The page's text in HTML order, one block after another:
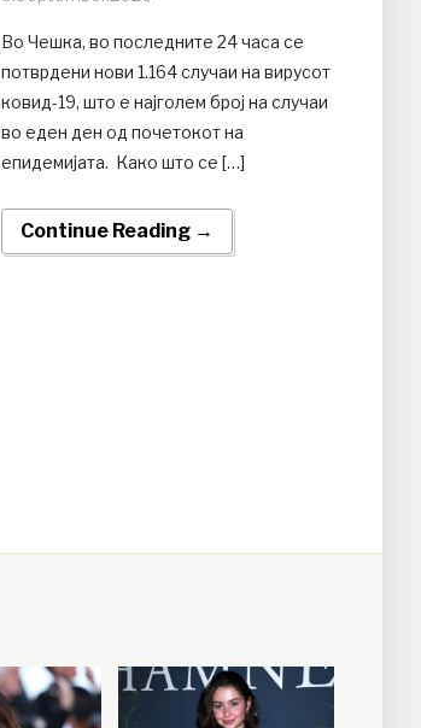
Во Чешка, во последните 24 часа се
потврдени нови 1.164 случаи на вирусот
ковид-19, што е најголем број на случаи
во еден ден од почетокот на
епидемијата. Како што се […]
Continue Reading →